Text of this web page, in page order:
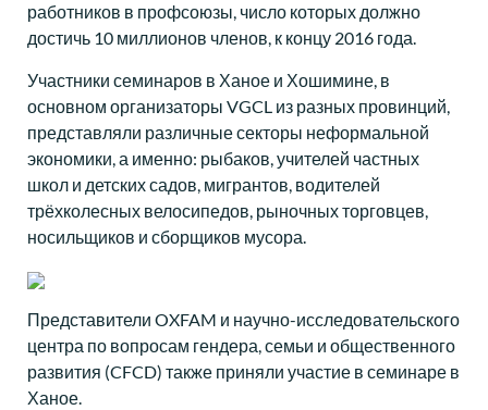
работников в профсоюзы, число которых должно
достичь 10 миллионов членов, к концу 2016 года.
Участники семинаров в Ханое и Хошимине, в
основном организаторы VGCL из разных провинций,
представляли различные секторы неформальной
экономики, а именно: рыбаков, учителей частных
школ и детских садов, мигрантов, водителей
трёхколесных велосипедов, рыночных торговцев,
носильщиков и сборщиков мусора.
Представители OXFAM и научно-исследовательского
центра по вопросам гендера, семьи и общественного
развития (CFCD) также приняли участие в семинаре в
Ханое.